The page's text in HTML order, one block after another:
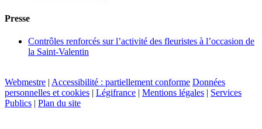
Presse
Contrôles renforcés sur l’activité des fleuristes à l’occasion de
la Saint-Valentin
Webmestre | Accessibilité : partiellement conforme Données
personnelles et cookies | Légifrance | Mentions légales | Services
Publics | Plan du site